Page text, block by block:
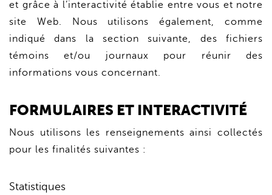
et grâce à l’interactivité établie entre vous et notre
site Web. Nous utilisons également, comme
indiqué dans la section suivante, des fichiers
témoins et/ou journaux pour réunir des
informations vous concernant.
FORMULAIRES ET INTERACTIVITÉ
Nous utilisons les renseignements ainsi collectés
pour les finalités suivantes :
Statistiques